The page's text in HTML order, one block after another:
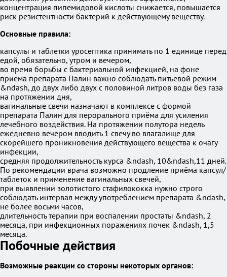
концентрация пипемидовой кислоты снижается, повышается
риск резистентности бактерий к действующему веществу.
Основные правила:
капсулы и таблетки уросептика принимать по 1 единице перед
едой, обязательно, утром и вечером,
во время борьбы с бактериальной инфекцией, на фоне
приёма препарата Палин важно соблюдать питьевой режим
&ndash, до двух либо двух с половиной литров воды без газа
на протяжении дня,
вагинальные свечи назначают в комплексе с формой
препарата Палин для перорального приёма для усиления
лечебного воздействия. На протяжении полутора недель
ежедневно вечером вводить 1 свечу во влагалище для
скорейшего проникновения действующего вещества к очагу
инфекции,
средняя продолжительность курса &ndash, 10&ndash,11 дней.
По рекомендации врача возможно продление приёма капсул/
таблеток и применение вагинальных свечей,
при выявлении золотистого стафилококка нужно строго
соблюдать интервал между употреблением препарата &ndash,
не более восьми часов,
длительность терапии при воспалении простаты &ndash, 2
месяца, при инфекционных поражениях почек &ndash, 1,5
месяца.
Побочные действия
Возможные реакции со стороны некоторых органов: